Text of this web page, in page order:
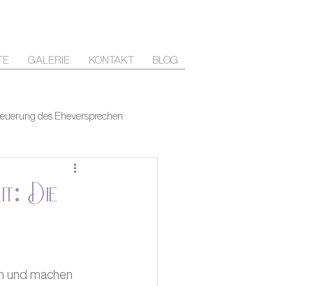
GALERIE KONTAKT BLOG
des Eheversprechen
Die
und machen